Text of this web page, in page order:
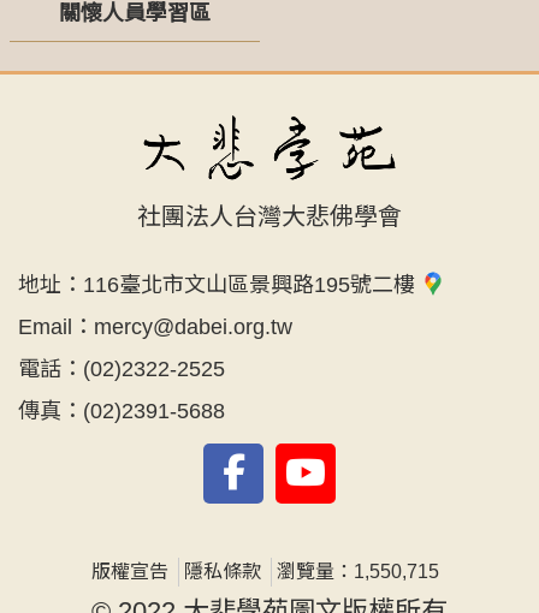
關懷人員學習區
社團法人台灣大悲佛學會
地址： 116臺北市文山區景興路195號二樓
Email： mercy@dabei.org.tw
電話： (02)2322-2525
傳真： (02)2391-5688
版權宣告 隱私條款 瀏覽量：1,550,715